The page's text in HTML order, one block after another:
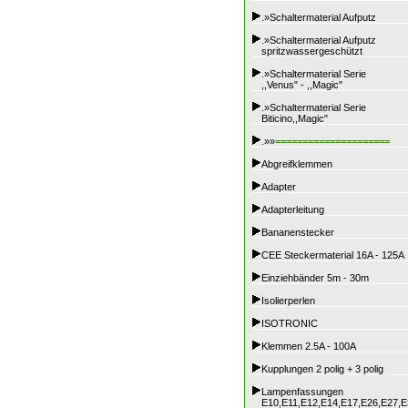
.»Schaltermaterial Aufputz
.»Schaltermaterial Aufputz
spritzwassergeschützt
.»Schaltermaterial Serie
,,Venus" - ,,Magic"
.»Schaltermaterial Serie
Biticino,,Magic"
.»»=====================
Abgreifklemmen
Adapter
Adapterleitung
Bananenstecker
CEE Steckermaterial 16A - 125A
Einziehbänder 5m - 30m
Isolierperlen
ISOTRONIC
Klemmen 2.5A - 100A
Kupplungen 2 polig + 3 polig
Lampenfassungen